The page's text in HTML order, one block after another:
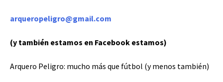
arqueropeligro@gmail.com
(y también estamos en Facebook estamos)
Arquero Peligro: mucho más que fútbol (y menos también)